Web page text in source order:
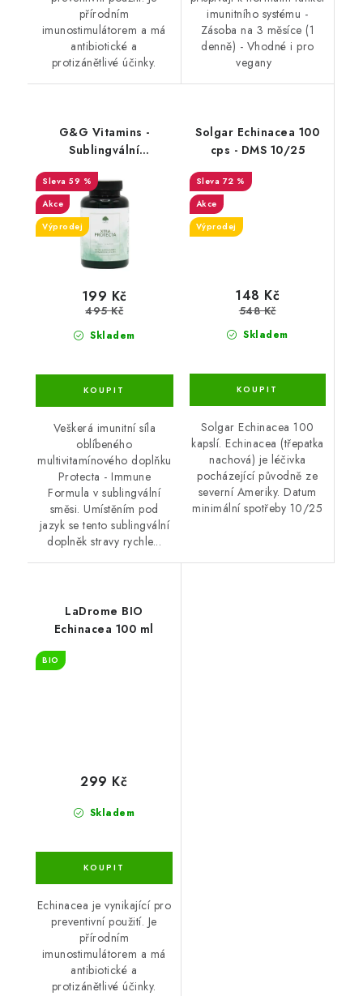
přírodním
imunostimulátorem a má
antibiotické a
protizánětlivé účinky.
imunitního systému -
Zásoba na 3 měsíce (1
denně) - Vhodné i pro
vegany
G&G Vitamins -
Sublingvální
multivitamin Xtra
Protecta - 100g - DMS
8.2.26
59 %
Akce
Výprodej
Skladem
199 Kč
495 Kč
Veškerá imunitní síla
oblíbeného
multivitamínového doplňku
Protecta - Immune
Formula v sublingvální
směsi. Umístěním pod
jazyk se tento sublingvální
doplněk stravy rychle...
Solgar Echinacea 100
cps - DMS 10/25
72 %
Akce
Výprodej
Skladem
148 Kč
548 Kč
Solgar Echinacea 100
kapslí. Echinacea (třepatka
nachová) je léčivka
pocházející původně ze
severní Ameriky. Datum
minimální spotřeby 10/25
LaDrome BIO
Echinacea 100 ml
BIO
Skladem
299 Kč
Echinacea je vynikající pro
preventivní použití. Je
přírodním
imunostimulátorem a má
antibiotické a
protizánětlivé účinky.